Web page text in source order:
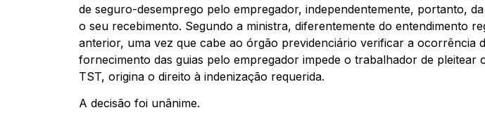
de seguro-desemprego pelo empregador, independentemente, portanto,
o seu recebimento. Segundo a ministra, diferentemente do entendimento
anterior, uma vez que cabe ao órgão previdenciário verificar a ocorrência
fornecimento das guias pelo empregador impede o trabalhador de
TST, origina o direito à indenização requerida.
A decisão foi unânime.